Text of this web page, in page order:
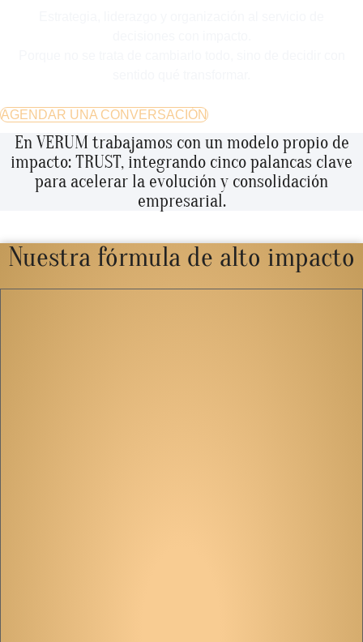
AGENDAR UNA CONVERSACIÓN
En VERUM trabajamos con un modelo propio de
impacto: TRUST, integrando cinco palancas clave
para acelerar la evolución y consolidación
empresarial.
Nuestra fórmula de alto impacto